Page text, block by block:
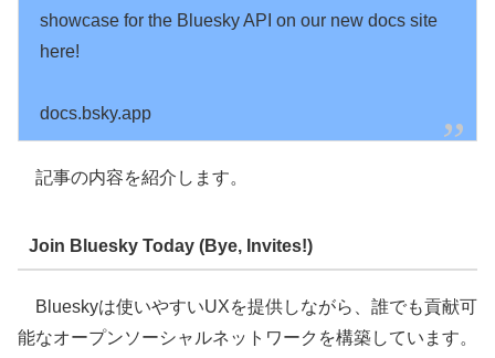
showcase for the Bluesky API on our new docs site
here!
docs.bsky.app
記事の内容を紹介します。
Join Bluesky Today (Bye, Invites!)
Blueskyは使いやすいUXを提供しながら、誰でも貢献可
能なオープンソーシャルネットワークを構築しています。